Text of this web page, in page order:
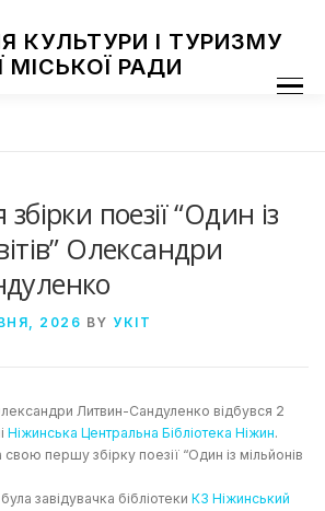
КУЛЬТУРИ І ТУРИЗМУ
МІСЬКОЇ РАДИ
Menu
поезії “Один із
Олександри
2026 BY УКІТ
Литвин-Сандуленко відбувся 2
Ніжинська Центральна Бібліотека Ніжин.
першу збірку поезії “Один із мільйонів
завідувачка бібліотеки КЗ Ніжинський